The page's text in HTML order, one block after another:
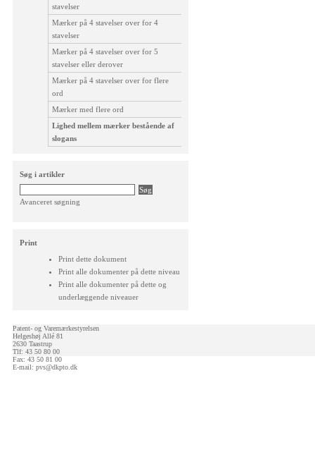
stavelser
Mærker på 4 stavelser over for 4
stavelser
Mærker på 4 stavelser over for 5
stavelser eller derover
Mærker på 4 stavelser over for flere
ord
Mærker med flere ord
Lighed mellem mærker bestående af
slogans
Søg i artikler
Avanceret søgning
Print
Print dette dokument
Print alle dokumenter på dette niveau
Print alle dokumenter på dette og
underlæggende niveauer
Patent- og Varemærkestyrelsen
Helgeshøj Allé 81
2630 Taastrup
Tlf: 43 50 80 00
Fax: 43 50 81 00
E-mail: pvs@dkpto.dk